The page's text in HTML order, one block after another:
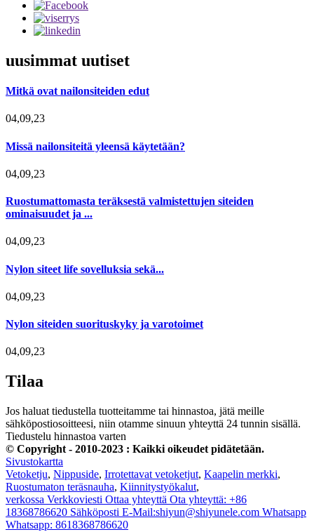
uusimmat uutiset
Mitkä ovat nailonsiteiden edut
04,09,23
Missä nailonsiteitä yleensä käytetään?
04,09,23
Ruostumattomasta teräksestä valmistettujen siteiden
ominaisuudet ja ...
04,09,23
Nylon siteet life sovelluksia sekä...
04,09,23
Nylon siteiden suorituskyky ja varotoimet
04,09,23
Tilaa
Jos haluat tiedustella tuotteitamme tai hinnastoa, jätä meille
sähköpostiosoitteesi, niin otamme sinuun yhteyttä 24 tunnin sisällä.
Tiedustelu hinnastoa varten
© Copyright - 2010-2023 : Kaikki oikeudet pidätetään.
Sivustokartta
Vetoketju, Nippuside, Irrotettavat vetoketjut, Kaapelin merkki,
Ruostumaton teräsnauha, Kiinnitystyökalut,
verkossa Verkkoviesti Ottaa yhteyttä Ota yhteyttä: +86
18368786620 Sähköposti E-Mail:shiyun@shiyunele.com Whatsapp
Whatsapp: 8618368786620